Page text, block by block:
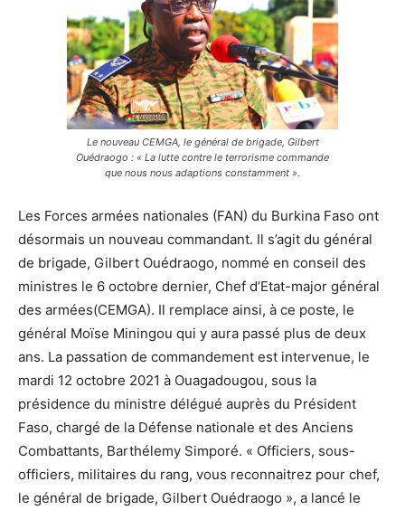
Le nouveau CEMGA, le général de brigade, Gilbert
Ouédraogo : « La lutte contre le terrorisme commande
que nous nous adaptions constamment ».
Les Forces armées nationales (FAN) du Burkina Faso ont
désormais un nouveau commandant. Il s’agit du général
de brigade, Gilbert Ouédraogo, nommé en conseil des
ministres le 6 octobre dernier, Chef d’Etat-major général
des armées(CEMGA). Il remplace ainsi, à ce poste, le
général Moïse Miningou qui y aura passé plus de deux
ans. La passation de commandement est intervenue, le
mardi 12 octobre 2021 à Ouagadougou, sous la
présidence du ministre délégué auprès du Président
Faso, chargé de la Défense nationale et des Anciens
Combattants, Barthélemy Simporé. « Officiers, sous-
officiers, militaires du rang, vous reconnaitrez pour chef,
le général de brigade, Gilbert Ouédraogo », a lancé le